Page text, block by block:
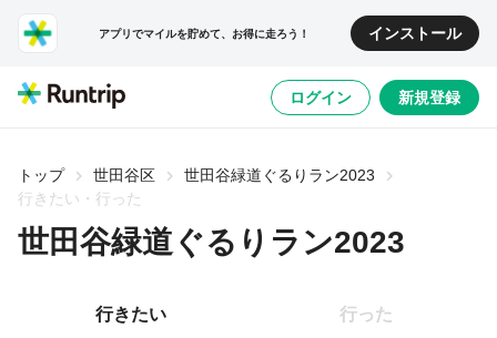
アプリでマイルを貯めて、お得に走ろう！ インストール
ログイン 新規登録
トップ 世田谷区
世田谷緑道ぐるりラン2023
行きたい・行った
世田谷緑道ぐるりラン2023
行きたい 行った